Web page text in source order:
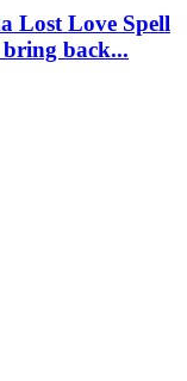
Lost Love Spell
bring back...